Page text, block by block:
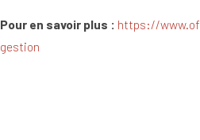
Pour en savoir plus : https://
gestion